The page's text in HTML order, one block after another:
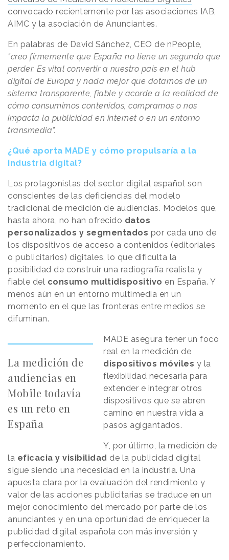
convocado recientemente por las asociaciones IAB,
AIMC y la asociación de Anunciantes.
En palabras de David Sánchez, CEO de nPeople,
“creo firmemente que España no tiene un segundo que
perder. Es vital convertir a nuestro país en el hub
digital de Europa y nada mejor que dotarnos de un
sistema transparente, fiable y acorde a la realidad de
cómo consumimos contenidos, compramos o nos
impacta la publicidad en internet o en un entorno
transmedia”.
¿Qué aporta MADE y cómo propulsaría a la
industria digital?
Los protagonistas del sector digital español son
conscientes de las deficiencias del modelo
tradicional de medición de audiencias. Modelos que,
hasta ahora, no han ofrecido datos
personalizados y segmentados por cada uno de
los dispositivos de acceso a contenidos (editoriales
o publicitarios) digitales, lo que dificulta la
posibilidad de construir una radiografía realista y
fiable del consumo multidispositivo en España. Y
menos aún en un entorno multimedia en un
momento en el que las fronteras entre medios se
difuminan.
La medición de
audiencias en
Mobile todavía
es un reto en
España
MADE asegura tener un foco
real en la medición de
dispositivos móviles y la
flexibilidad necesaria para
extender e integrar otros
dispositivos que se abren
camino en nuestra vida a
pasos agigantados.
Y, por último, la medición de
la eficacia y visibilidad de la publicidad digital
sigue siendo una necesidad en la industria. Una
apuesta clara por la evaluación del rendimiento y
valor de las acciones publicitarias se traduce en un
mejor conocimiento del mercado por parte de los
anunciantes y en una oportunidad de enriquecer la
publicidad digital española con más inversión y
perfeccionamiento.